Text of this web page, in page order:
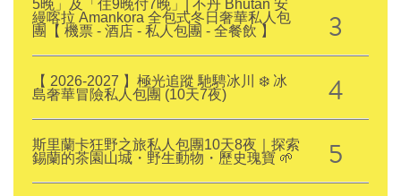
5晚」及「住9晚付7晚」| 不丹 Bhutan 安
縵喀拉 Amankora 全包式冬日奢華私人包
團【 機票 - 酒店 - 私人包團 - 全餐飲 】
3
【 2026-2027 】極光追蹤 馳騁冰川 ❄️ 冰
島奢華冒險私人包團 (10天7夜)
4
斯里蘭卡狂野之旅私人包團10天8夜｜探索
錫蘭的茶園山城・野生動物・歷史瑰寶 🌱
5